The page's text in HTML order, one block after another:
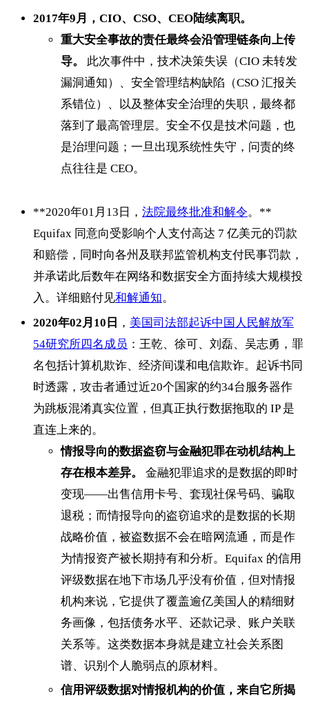
2017年9月，CIO、CSO、CEO陆续离职。
重大安全事故的责任最终会沿管理链条向上传
导。
此次事件中，技术决策失误（CIO 未转发
漏洞通知）、安全管理结构缺陷（CSO 汇报关
系错位）、以及整体安全治理的失职，最终都
落到了最高管理层。安全不仅是技术问题，也
是治理问题；一旦出现系统性失守，问责的终
点往往是 CEO。
**2020年01月13日， 法院最终批准和解令。**
Equifax 同意向受影响个人支付高达 7 亿美元的罚款
和赔偿，同时向各州及联邦监管机构支付民事罚款，
并承诺此后数年在网络和数据安全方面持续大规模投
入。详细赔付见和解通知。
2020年02月10日 ， 美国司法部起诉中国人民解放军
54研究所四名成员 ：王乾、徐可、刘磊、吴志勇，罪
名包括计算机欺诈、经济间谍和电信欺诈。起诉书同
时透露，攻击者通过近20个国家的约34台服务器作
为跳板混淆真实位置，但真正执行数据拖取的 IP 是
直连上来的。
情报导向的数据盗窃与金融犯罪在动机结构上
存在根本差异。
金融犯罪追求的是数据的即时
变现——出售信用卡号、套现社保号码、骗取
退税；而情报导向的盗窃追求的是数据的长期
战略价值，被盗数据不会在暗网流通，而是作
为情报资产被长期持有和分析。Equifax 的信用
评级数据在地下市场几乎没有价值，但对情报
机构来说，它提供了覆盖逾亿美国人的精细财
务画像，包括债务水平、还款记录、账户关联
关系等。这类数据本身就是建立社会关系图
谱、识别个人脆弱点的原材料。
信用评级数据对情报机构的价值，来自它所揭